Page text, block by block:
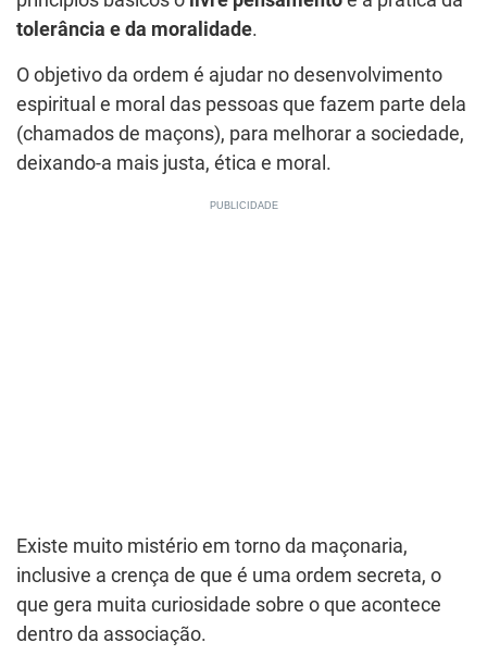
tolerância e da moralidade.
O objetivo da ordem é ajudar no desenvolvimento
espiritual e moral das pessoas que fazem parte dela
(chamados de maçons), para melhorar a sociedade,
deixando-a mais justa, ética e moral.
Existe muito mistério em torno da maçonaria,
inclusive a crença de que é uma ordem secreta, o
que gera muita curiosidade sobre o que acontece
dentro da associação.